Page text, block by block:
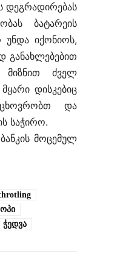
დეგრადირებას
ბატარეის
უნდა იქონიოს,
განახლებებით
ძველ
დისკებიც
და
საჭირო.
მოცემულ
ჭედვა